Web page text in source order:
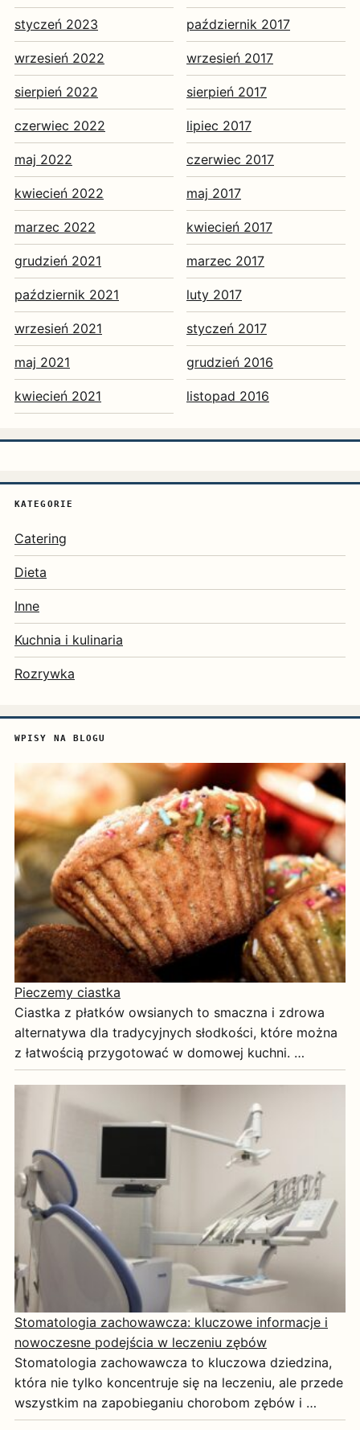
styczeń 2023
wrzesień 2022
sierpień 2022
czerwiec 2022
maj 2022
kwiecień 2022
marzec 2022
grudzień 2021
październik 2021
wrzesień 2021
maj 2021
kwiecień 2021
październik 2017
wrzesień 2017
sierpień 2017
lipiec 2017
czerwiec 2017
maj 2017
kwiecień 2017
marzec 2017
luty 2017
styczeń 2017
grudzień 2016
listopad 2016
KATEGORIE
Catering
Dieta
Inne
Kuchnia i kulinaria
Rozrywka
WPISY NA BLOGU
Pieczemy ciastka
Ciastka z płatków owsianych to smaczna i zdrowa
alternatywa dla tradycyjnych słodkości, które można
z łatwością przygotować w domowej kuchni. …
Stomatologia zachowawcza: kluczowe informacje i
nowoczesne podejścia w leczeniu zębów
Stomatologia zachowawcza to kluczowa dziedzina,
która nie tylko koncentruje się na leczeniu, ale przede
wszystkim na zapobieganiu chorobom zębów i …